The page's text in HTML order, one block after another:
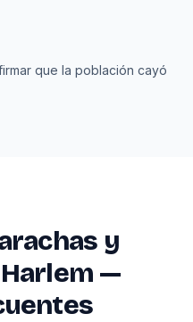
que la población cayó
y
—